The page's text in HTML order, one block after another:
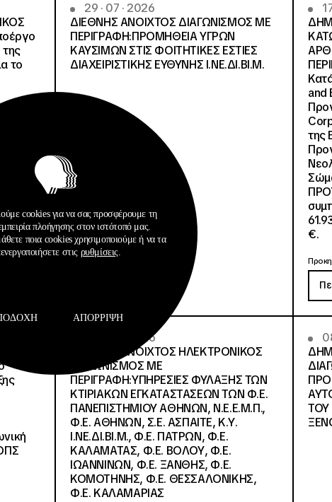
το
29 · 07 · 2026
ΔΙΕΘΝΗΣ ΑΝΟΙΧΤΟΣ ΔΙΑΓΩΝΙΣΜΟΣ ΜΕ
ΠΕΡΙΓΡΑΦΗ:ΠΡΟΜΗΘΕΙΑ ΥΓΡΩΝ
ΚΑΥΣΙΜΩΝ ΣΤΙΣ ΦΟΙΤΗΤΙΚΕΣ ΕΣΤΙΕΣ
ΔΙΑΧΕΙΡΙΣΤΙΚΗΣ ΕΥΘΥΝΗΣ Ι.ΝΕ.ΔΙ.ΒΙ.Μ.
and
της
€.
26 · 05 · 2026
ΔΙΕΘΝΗΣ ΑΝΟΙΧΤΟΣ ΗΛΕΚΤΡΟΝΙΚΟΣ
ΔΙΑΓΩΝΙΣΜΟΣ ΜΕ
ΠΕΡΙΓΡΑΦΗ:ΥΠΗΡΕΣΙΕΣ ΦΥΛΑΞΗΣ ΤΩΝ
ΚΤΙΡΙΑΚΩΝ ΕΓΚΑΤΑΣΤΑΣΕΩΝ ΤΩΝ Φ.Ε.
ΠΑΝΕΠΙΣΤΗΜΙΟΥ ΑΘΗΝΩΝ, Ν.Ε.Ε.Μ.Π.,
Φ.Ε. ΑΘΗΝΩΝ, Σ.Ε. ΑΣΠΑΙΤΕ, Κ.Υ.
Ι.ΝΕ.ΔΙ.ΒΙ.Μ., Φ.Ε. ΠΑΤΡΩΝ, Φ.Ε.
ΚΑΛΑΜΑΤΑΣ, Φ.Ε. ΒΟΛΟΥ, Φ.Ε.
ΙΩΑΝΝΙΝΩΝ, Φ.Ε. ΞΑΝΘΗΣ, Φ.Ε.
ΚΟΜΟΤΗΝΗΣ, Φ.Ε. ΘΕΣΣΑΛΟΝΙΚΗΣ,
Φ.Ε. ΚΑΛΑΜΑΡΙΑΣ
ΤΟΥ
cookies για να σας προσφέρουμε τη
πλοήγησης στον ιστότοπό μας.
ποια cookies χρησιμοποιούμε ή να τα
στις ρυθμίσεις
ΑΠΌΡΡΙΨΗ